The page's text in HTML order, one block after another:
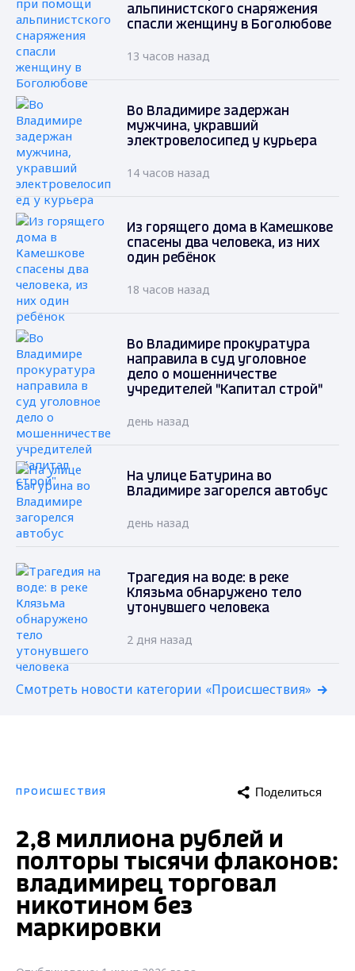
альпинистского снаряжения
спасли женщину в Боголюбове
13 часов назад
Во Владимире задержан
мужчина, укравший
электровелосипед у курьера
14 часов назад
Из горящего дома в Камешкове
спасены два человека, из них
один ребёнок
18 часов назад
Во Владимире прокуратура
направила в суд уголовное
дело о мошенничестве
учредителей "Капитал строй"
день назад
На улице Батурина во
Владимире загорелся автобус
день назад
Трагедия на воде: в реке
Клязьма обнаружено тело
утонувшего человека
2 дня назад
Смотреть новости категории «Происшествия»
ПРОИСШЕСТВИЯ Поделиться
2,8 миллиона рублей и
полторы тысячи флаконов:
владимирец торговал
никотином без
маркировки